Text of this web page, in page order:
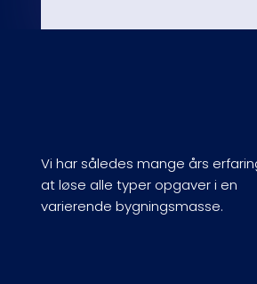
Vi har således mange års
at løse alle typer opgaver i en
varierende bygningsmasse.